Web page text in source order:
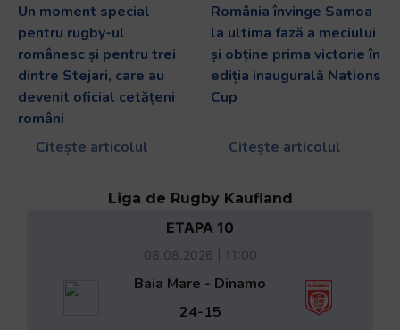
Un moment special
pentru rugby-ul
românesc și pentru trei
dintre Stejari, care au
devenit oficial cetățeni
români
Citește articolul
România învinge Samoa
la ultima fază a meciului
și obține prima victorie în
ediția inaugurală Nations
Cup
Citește articolul
Liga de Rugby Kaufland
ETAPA 10
08.08.2026 | 11:00
Baia Mare - Dinamo
24-15